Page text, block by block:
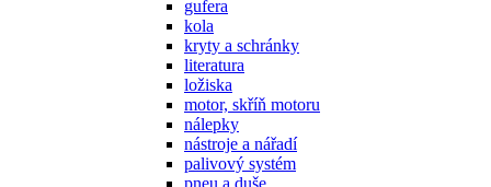
gufera
kola
kryty a schránky
literatura
ložiska
motor, skříň motoru
nálepky
nástroje a nářadí
palivový systém
pneu a duše